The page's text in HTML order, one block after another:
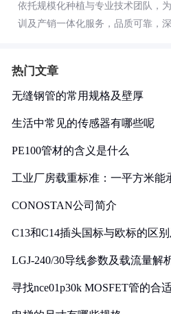
依托规模化种植与专业技术团队，
训及产销一体化服务，品质可靠，
热门文章
无缝钢管的常用规格及壁厚
生活中常见的传感器有哪些呢
PE100管材的含义是什么
工业厂房载重标准：一平方米能
CONOSTAN公司简介
C13和C14插头国标与欧标的区
LGJ-240/30导线参数及载流量解
寻找nce01p30k MOSFET管的合